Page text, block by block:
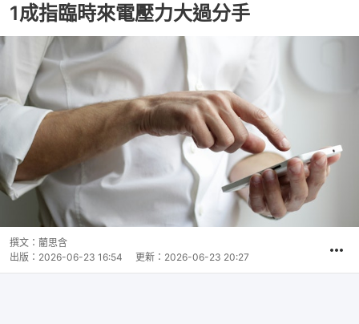
1成指臨時來電壓力大過分手
撰文： 藺思含
出版： 2026-06-23 16:54 更新： 2026-06-23 20:27